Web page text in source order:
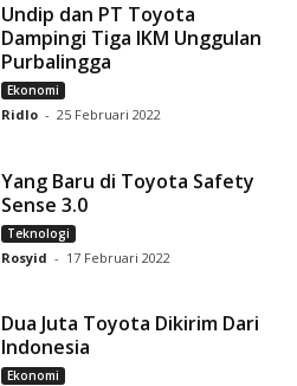
Undip dan PT Toyota
Dampingi Tiga IKM Unggulan
Purbalingga
Ekonomi
Ridlo - 25 Februari 2022
Yang Baru di Toyota Safety
Sense 3.0
Teknologi
Rosyid - 17 Februari 2022
Dua Juta Toyota Dikirim Dari
Indonesia
Ekonomi